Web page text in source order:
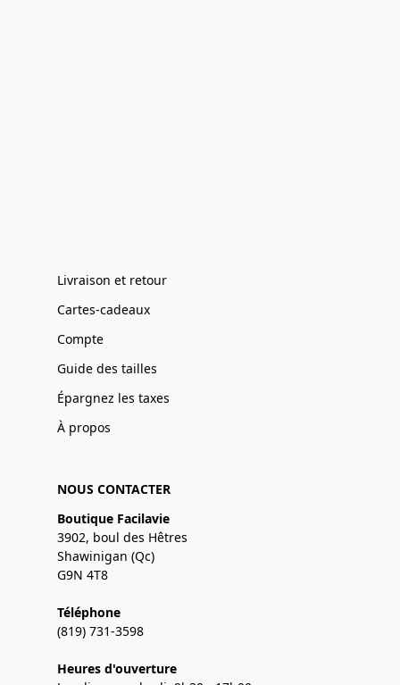
Livraison et retour
Cartes-cadeaux
Compte
Guide des tailles
Épargnez les taxes
À propos
NOUS CONTACTER
Boutique Facilavie
3902, boul des Hêtres
Shawinigan (Qc)
G9N 4T8
Téléphone
(819) 731-3598
Heures d'ouverture